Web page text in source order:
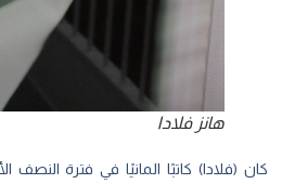
هانز فلادا
(فلادا) كاتبًا المانيًا في فترة النصف